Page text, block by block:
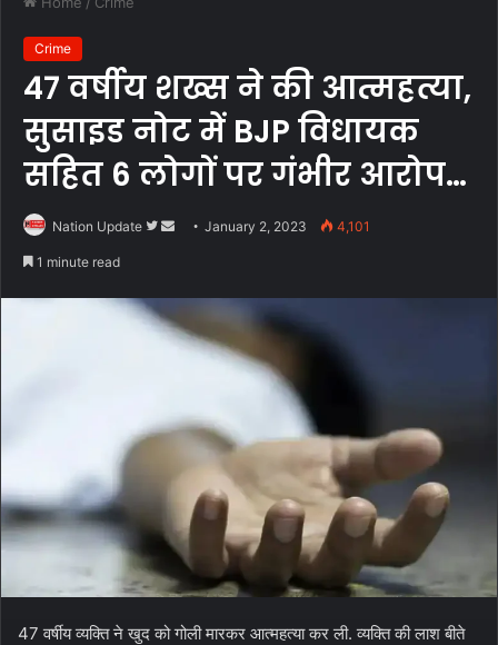
Crime
47 वर्षीय शख्स ने की आत्महत्या,
सुसाइड नोट में BJP विधायक
सहित 6 लोगों पर गंभीर आरोप…
Nation Update
Follow
Send January 2, 2023 4,101
1 minute read
47 वर्षीय व्यक्ति ने खुद को गोली मारकर आत्महत्या कर ली. व्यक्ति की लाश बीते